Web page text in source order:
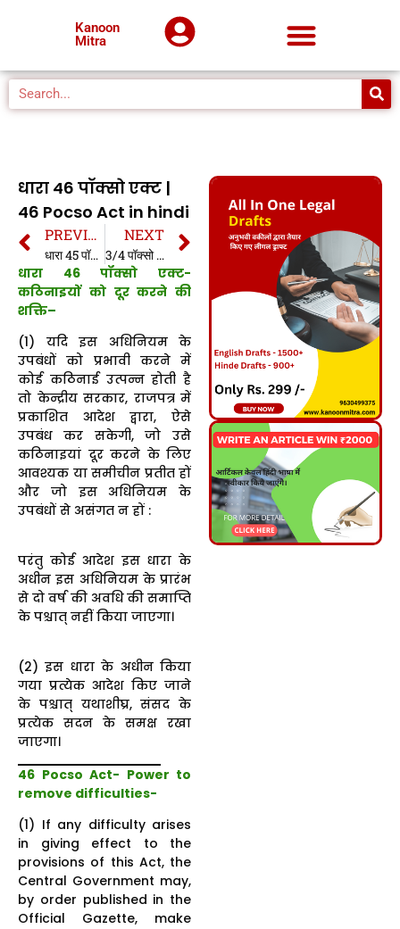
Kanoon
Mitra
धारा 46 पॉक्सो एक्ट |
46 Pocso Act in hindi
PREVIOUS
धारा 45 पॉक्सो एक्ट | 45 Pocso Act in hindi
NEXT
3/4 पॉक्सो एक्ट | 3/4 Pocso Act in hindi
धारा 46 पॉक्सो एक्ट-
कठिनाइयों को दूर करने की
शक्ति–
(1) यदि इस अधिनियम के
उपबंधों को प्रभावी करने में
कोई कठिनाई उत्पन्न होती है
तो केन्द्रीय सरकार, राजपत्र में
प्रकाशित आदेश द्वारा, ऐसे
उपबंध कर सकेगी, जो उसे
कठिनाइयां दूर करने के लिए
आवश्यक या समीचीन प्रतीत हों
और जो इस अधिनियम के
उपबंधों से असंगत न हों :
परंतु कोई आदेश इस धारा के
अधीन इस अधिनियम के प्रारंभ
से दो वर्ष की अवधि की समाप्ति
के पश्चात् नहीं किया जाएगा।
(2) इस धारा के अधीन किया
गया प्रत्येक आदेश किए जाने
के पश्चात् यथाशीघ्र, संसद के
प्रत्येक सदन के समक्ष रखा
जाएगा।
46 Pocso Act- Power to
remove difficulties-
(1) If any difficulty arises
in giving effect to the
provisions of this Act, the
Central Government may,
by order published in the
Official Gazette, make